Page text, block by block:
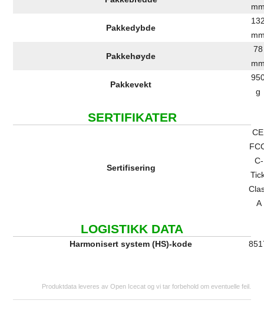
Pakkedybde
Pakkehøyde
78
Pakkevekt
g
SERTIFIKATER
Sertifisering
C-
A
LOGISTIKK DATA
Harmonisert system (HS)-kode
Produktdata leveres av Open Icecat og vi tar forbehold om eventuelle feil.